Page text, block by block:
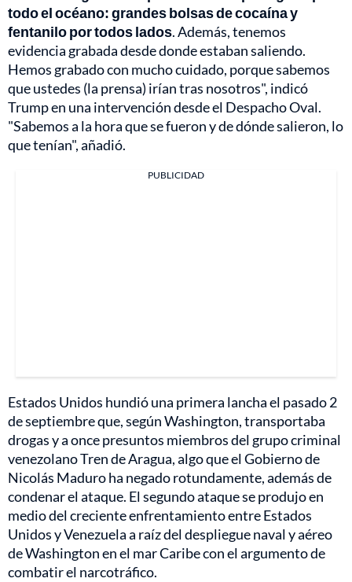
todo el océano: grandes bolsas de cocaína y
fentanilo por todos lados. Además, tenemos
evidencia grabada desde donde estaban saliendo.
Hemos grabado con mucho cuidado, porque sabemos
que ustedes (la prensa) irían tras nosotros", indicó
Trump en una intervención desde el Despacho Oval.
"Sabemos a la hora que se fueron y de dónde salieron, lo
que tenían", añadió.
PUBLICIDAD
Estados Unidos hundió una primera lancha el pasado 2
de septiembre que, según Washington, transportaba
drogas y a once presuntos miembros del grupo criminal
venezolano Tren de Aragua, algo que el Gobierno de
Nicolás Maduro ha negado rotundamente, además de
condenar el ataque. El segundo ataque se produjo en
medio del creciente enfrentamiento entre Estados
Unidos y Venezuela a raíz del despliegue naval y aéreo
de Washington en el mar Caribe con el argumento de
combatir el narcotráfico.